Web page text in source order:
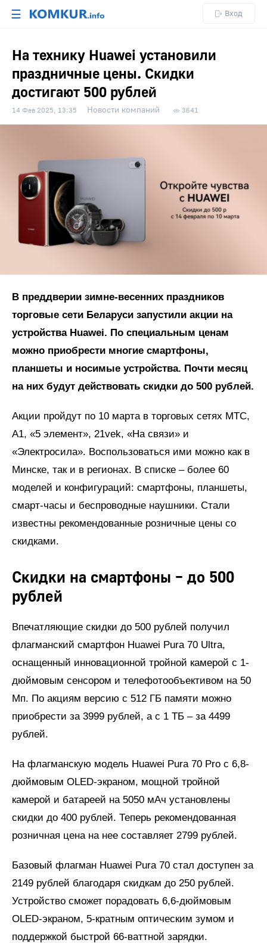
☰ Вход
На технику Huawei установили
праздничные цены. Скидки
достигают 500 рублей
14 Фев 2025, 13:35 Новости компаний 3641
В преддверии зимне-весенних праздников
торговые сети Беларуси запустили акции на
устройства Huawei. По специальным ценам
можно приобрести многие смартфоны,
планшеты и носимые устройства. Почти месяц
на них будут действовать скидки до 500 рублей.
Акции пройдут по 10 марта в торговых сетях МТС,
А1, «5 элемент», 21vek, «На связи» и
«Электросила». Воспользоваться ими можно как в
Минске, так и в регионах. В списке – более 60
моделей и конфигураций: смартфоны, планшеты,
смарт-часы и беспроводные наушники. Стали
известны рекомендованные розничные цены со
скидками.
Скидки на смартфоны – до 500
рублей
Впечатляющие скидки до 500 рублей получил
флагманский смартфон Huawei Pura 70 Ultra,
оснащенный инновационной тройной камерой с 1-
дюймовым сенсором и телефотообъективом на 50
Мп. По акциям версию с 512 ГБ памяти можно
приобрести за 3999 рублей, а с 1 ТБ – за 4499
рублей.
На флагманскую модель Huawei Pura 70 Pro с 6,8-
дюймовым OLED-экраном, мощной тройной
камерой и батареей на 5050 мАч установлены
скидки до 400 рублей. Теперь рекомендованная
розничная цена на нее составляет 2799 рублей.
Базовый флагман Huawei Pura 70 стал доступен за
2149 рублей благодаря скидкам до 250 рублей.
Устройство сможет порадовать 6,6-дюймовым
OLED-экраном, 5-кратным оптическим зумом и
поддержкой быстрой 66-ваттной зарядки.